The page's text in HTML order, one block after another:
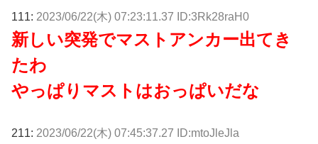
111: 2023/06/22(木) 07:23:11.37 ID:3Rk28raH0
新しい突発でマストアンカー出てき
たわ
やっぱりマストはおっぱいだな
211: 2023/06/22(木) 07:45:37.27 ID:mtoJleJla